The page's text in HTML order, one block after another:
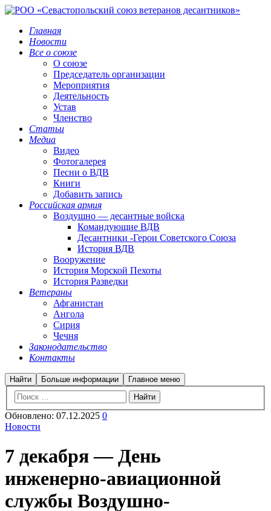
Главная
Новости
Все о союзе
О союзе
Председатель организации
Мероприятия
Деятельность
Устав
Членство
Статьи
Медиа
Видео
Фотогалерея
Песни о ВДВ
Книги
Добавить запись
Российская армия
Воздушно — десантные войска
Командующие ВДВ
Десантники -Герои Советского Союза
История ВДВ
Вооружение
История Морской Пехоты
История Разведки
Ветераны
Афганистан
Ангола
Сирия
Чечня
Законодательство
Контакты
Найти Больше информации Главное меню
Обновлено: 07.12.2025 0
Новости
7 декабря — День
инженерно-авиационной
службы Воздушно-